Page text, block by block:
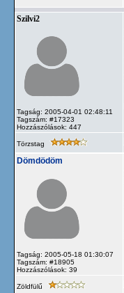
Szilvi2
Tagság: 2005-04-01 02:48:11
Tagszám: #17323
Hozzászólások: 447
Törzstag
Dömdödöm
Tagság: 2005-05-18 01:30:07
Tagszám: #18905
Hozzászólások: 39
Zöldfülű